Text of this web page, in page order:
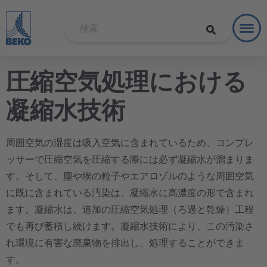
ソリ
圧縮空気処理における
凝縮水技術
周囲空気の湿度は吸入空気に含まれているため、コンプレ
ッサーで圧縮空気を圧縮する際には必ず凝縮水が溜まりま
す。そして、塵や埃の粒子やエアロゾルのような周囲空気
に既に含まれている汚染は、凝縮水に高濃度の形で含まれ
ます。凝縮水は、追加の圧縮空気処理（ろ過と乾燥）工程
でも再び蓄積し続けます。凝縮水技術により、この汚染さ
れ環境に有害な廃棄物を排出し、処理することができま
す。